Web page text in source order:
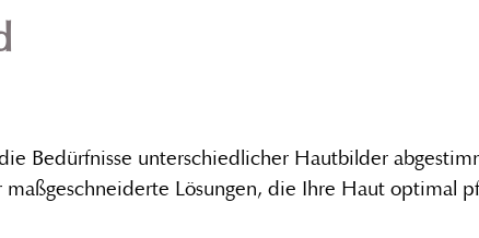
Bedürfnisse unterschiedlicher Hautbilder
Lösungen, die Ihre Haut optimal